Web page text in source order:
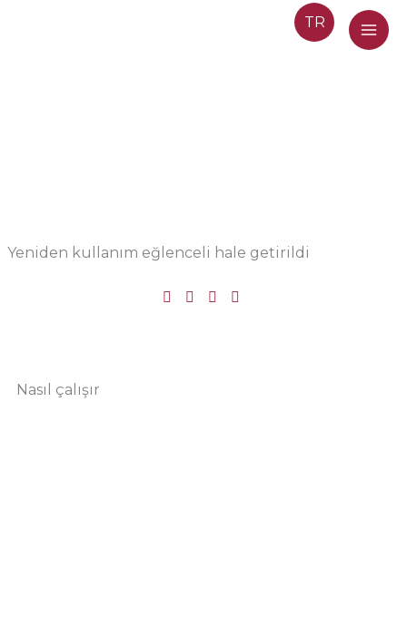
Yeniden kullanım eğlenceli hale getirildi
Nasıl çalışır
TR